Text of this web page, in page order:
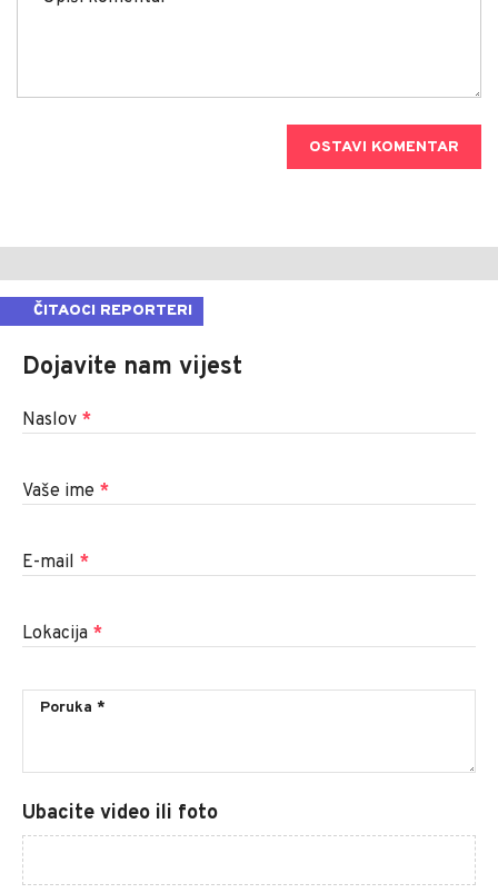
OSTAVI KOMENTAR
ČITAOCI REPORTERI
Dojavite nam vijest
Naslov *
Vaše ime *
E-mail *
Lokacija *
Ubacite video ili foto